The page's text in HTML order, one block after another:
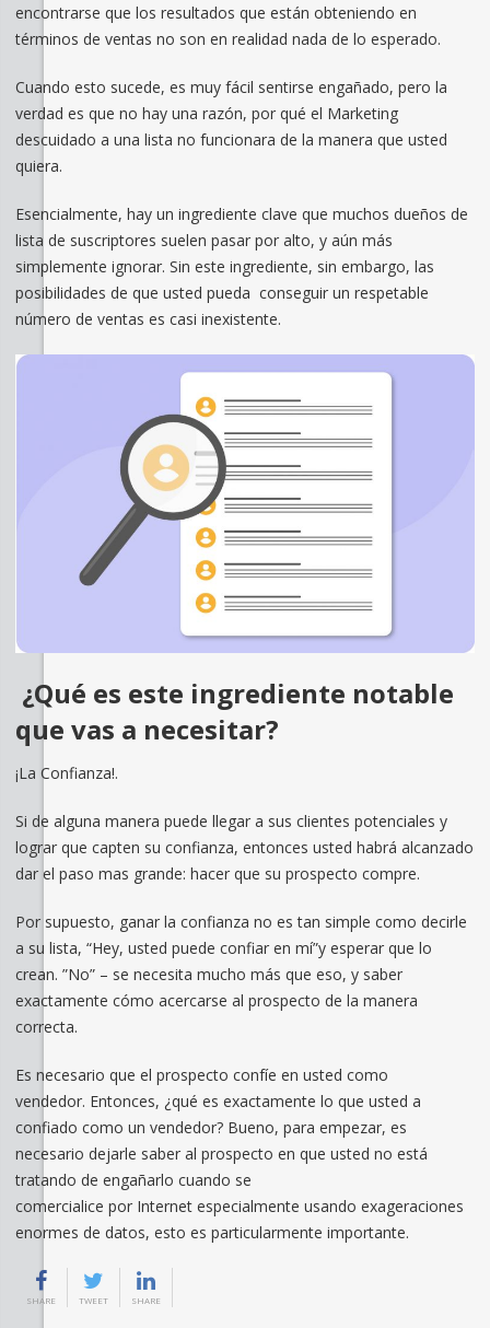
encontrarse que los resultados que están obteniendo en
términos de ventas no son en realidad nada de lo esperado.
Cuando esto sucede, es muy fácil sentirse engañado, pero la
verdad es que no hay una razón, por qué el Marketing
descuidado a una lista no funcionara de la manera que usted
quiera.
Esencialmente, hay un ingrediente clave que muchos dueños de
lista de suscriptores suelen pasar por alto, y aún más
simplemente ignorar. Sin este ingrediente, sin embargo, las
posibilidades de que usted pueda conseguir un respetable
número de ventas es casi inexistente.
¿Qué es este ingrediente notable
que vas a necesitar?
¡La Confianza!.
Si de alguna manera puede llegar a sus clientes potenciales y
lograr que capten su confianza, entonces usted habrá alcanzado
dar el paso mas grande: hacer que su prospecto compre.
Por supuesto, ganar la confianza no es tan simple como decirle
a su lista, “Hey, usted puede confiar en mí”y esperar que lo
crean. ”No” – se necesita mucho más que eso, y saber
exactamente cómo acercarse al prospecto de la manera
correcta.
Es necesario que el prospecto confíe en usted como
vendedor. Entonces, ¿qué es exactamente lo que usted a
confiado como un vendedor? Bueno, para empezar, es
necesario dejarle saber al prospecto en que usted no está
tratando de engañarlo cuando se
comercialice por Internet especialmente usando exageraciones
enormes de datos, esto es particularmente importante.
SHARE TWEET SHARE